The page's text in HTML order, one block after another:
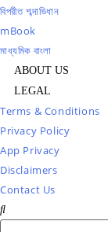
বিপরীত শব্দাভিধান
mBook
মাধ্যমিক বাংলা
ABOUT US
LEGAL
Terms & Conditions
Privacy Policy
App Privacy
Disclaimers
Contact Us